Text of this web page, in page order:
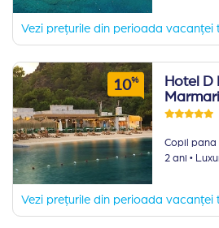
Vezi prețurile din perioada vacanței
10% Hotel D
Copil pana
2 ani ·
Vezi prețurile din perioada vacanței